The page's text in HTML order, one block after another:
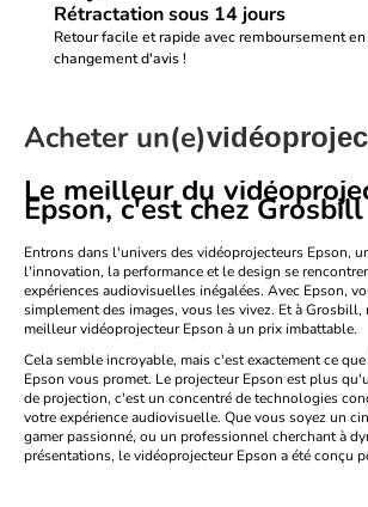
Rétractation sous 14 jours
Retour facile et rapide avec remboursement en
changement d'avis !
Acheter un(e)
Le meilleur du
Epson, c'est chez
Entrons dans l'univers des vidéoprojecteurs Epson,
l'innovation, la performance et le design se
expériences audiovisuelles inégalées. Avec Epson,
simplement des images, vous les vivez. Et à
meilleur vidéoprojecteur Epson à un prix imbattable.
Cela semble incroyable, mais c'est exactement ce
Epson vous promet. Le projecteur Epson est plus
de projection, c'est un concentré de technologies
votre expérience audiovisuelle. Que vous soyez un
gamer passionné, ou un professionnel cherchant à
présentations, le vidéoprojecteur Epson a été conçu